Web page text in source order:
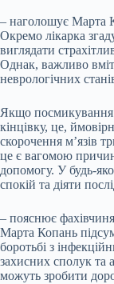
– наголошує Марта
Окремо лікарка
виглядати
Однак, важливо
неврологічних
Якщо посмикування
кінцівку, це,
скорочення м’язів
це є вагомою
допомогу. У будь-
спокій та діяти
– пояснює
Марта Копань
боротьбі з
захисних сполук та
можуть зробити